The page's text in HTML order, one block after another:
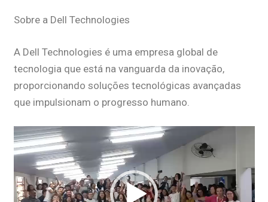
Sobre a Dell Technologies
A Dell Technologies é uma empresa global de
tecnologia que está na vanguarda da inovação,
proporcionando soluções tecnológicas avançadas
que impulsionam o progresso humano.
Tocador
de
vídeo